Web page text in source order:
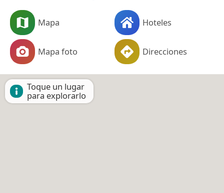
Mapa Hoteles
Mapa foto Direcciones
Toque un lugar
para explorarlo